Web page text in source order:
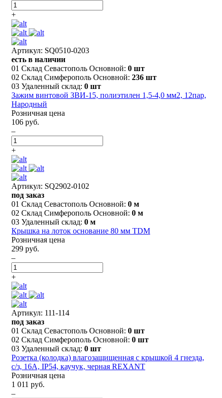
+
Артикул: SQ0510-0203
есть в наличии
01 Склад Севастополь Основной: 0 шт
02 Склад Симферополь Основной: 236 шт
03 Удаленный склад: 0 шт
Зажим винтовой ЗВИ-15, полиэтилен 1,5-4,0 мм2, 12пар,
Народный
Розничная цена
106 руб.
–
+
Артикул: SQ2902-0102
под заказ
01 Склад Севастополь Основной: 0 м
02 Склад Симферополь Основной: 0 м
03 Удаленный склад: 0 м
Крышка на лоток основание 80 мм TDM
Розничная цена
299 руб.
–
+
Артикул: 111-114
под заказ
01 Склад Севастополь Основной: 0 шт
02 Склад Симферополь Основной: 0 шт
03 Удаленный склад: 0 шт
Розетка (колодка) влагозащищенная с крышкой 4 гнезда,
с/з, 16А, IP54, каучук, черная REXANT
Розничная цена
1 011 руб.
–